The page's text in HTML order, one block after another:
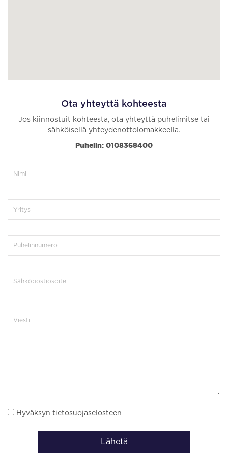
Ota yhteyttä kohteesta
Jos kiinnostuit kohteesta, ota yhteyttä puhelimitse tai
sähköisellä yhteydenottolomakkeella.
Puhelin: 0108368400
Hyväksyn tietosuojaselosteen
Lähetä